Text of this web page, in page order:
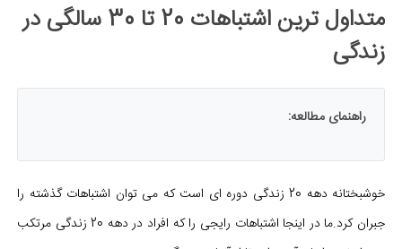
متداول ترین اشتباهات 20 تا 30 سالگی در
زندگی
راهنمای مطالعه:
خوشبختانه دهه 20 زندگی دوره ای است که می توان اشتباهات گذشته را
جبران کرد.
ما در اینجا اشتباهات رایجی را که افراد در دهه 20 زندگی مرتکب